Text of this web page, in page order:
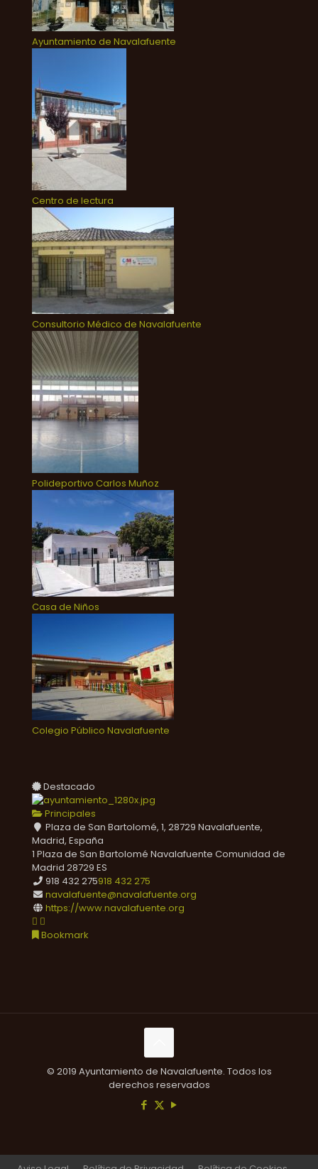
Ayuntamiento de Navalafuente
Centro de lectura
Consultorio Médico de Navalafuente
Polideportivo Carlos Muñoz
Casa de Niños
Colegio Público Navalafuente
Destacado
Principales
Plaza de San Bartolomé, 1, 28729 Navalafuente,
Madrid, España
1 Plaza de San Bartolomé Navalafuente Comunidad de
Madrid 28729 ES
918 432 275918 432 275
navalafuente@navalafuente.org
https://www.navalafuente.org
Bookmark
© 2019 Ayuntamiento de Navalafuente. Todos los
derechos reservados